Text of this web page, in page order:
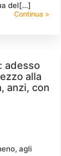
del[…]
Continua >
adesso
alla
anzi, con
agli